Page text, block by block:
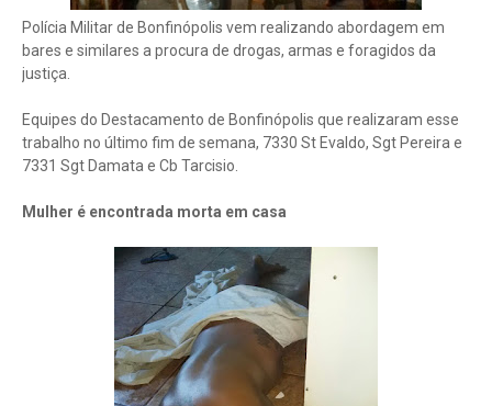
Polícia Militar de Bonfinópolis vem realizando abordagem em
bares e similares a procura de drogas, armas e foragidos da
justiça.
Equipes do Destacamento de Bonfinópolis que realizaram esse
trabalho no último fim de semana, 7330 St Evaldo, Sgt Pereira e
7331 Sgt Damata e Cb Tarcisio.
Mulher é encontrada morta em casa